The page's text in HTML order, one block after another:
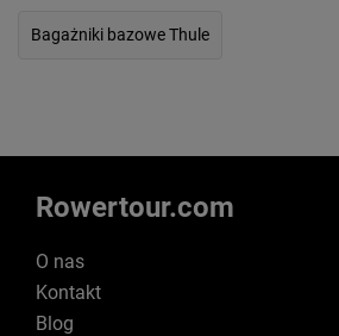
Bagażniki bazowe Thule
Rowertour.com
O nas
Kontakt
Blog